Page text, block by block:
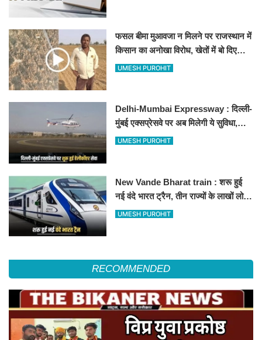
फसल बीमा मुआवजा न मिलने पर राजस्थान में
किसान का अनोखा विरोध, खेतों में बो दिए
500-500 रुपए के नोट, वीडियो वायरल
UMESH PUROHIT
Delhi-Mumbai Expressway : दिल्ली-
मुंबई एक्सप्रेसवे पर अब मिलेगी ये सुविधा,
हेलीकॉप्टर सर्विस से तुरंत घायल पहुंचेगा
UMESH PUROHIT
New Vande Bharat train : शरू हुई
नई वंदे भारत ट्रैन, तीन राज्यों के लाखों लोगों
का सफर होगा आसान, देखें पूरा रूटमैप
UMESH PUROHIT
RECOMMENDED